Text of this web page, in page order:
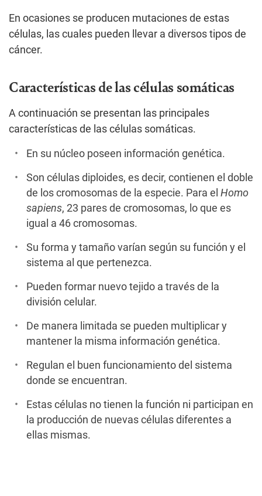
En ocasiones se producen mutaciones de estas
células, las cuales pueden llevar a diversos tipos de
cáncer.
Características de las células somáticas
A continuación se presentan las principales
características de las células somáticas.
En su núcleo poseen información genética.
Son células diploides, es decir, contienen el doble
de los cromosomas de la especie. Para el Homo
sapiens, 23 pares de cromosomas, lo que es
igual a 46 cromosomas.
Su forma y tamaño varían según su función y el
sistema al que pertenezca.
Pueden formar nuevo tejido a través de la
división celular.
De manera limitada se pueden multiplicar y
mantener la misma información genética.
Regulan el buen funcionamiento del sistema
donde se encuentran.
Estas células no tienen la función ni participan en
la producción de nuevas células diferentes a
ellas mismas.